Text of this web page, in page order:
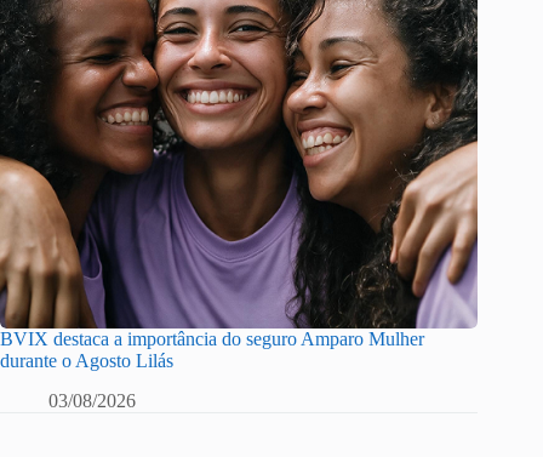
BVIX destaca a importância do seguro Amparo Mulher
durante o Agosto Lilás
03/08/2026